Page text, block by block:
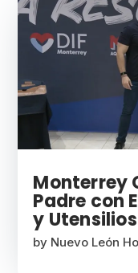
Monterrey
Padre con
y
by Nuevo León